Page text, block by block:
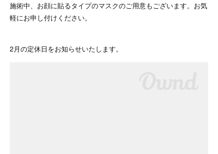
施術中、お顔に貼るタイプのマスクのご用意もございます。お気
軽にお申し付けください。
2月の定休日をお知らせいたします。